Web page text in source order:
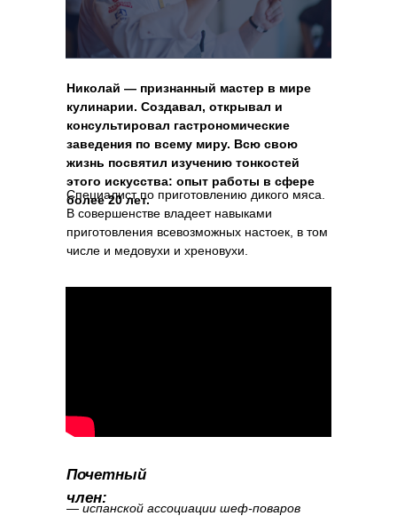
Николай — признанный мастер в мире
кулинарии. Создавал, открывал и
консультировал гастрономические
заведения по всему миру. Всю свою
жизнь посвятил изучению тонкостей
этого искусства: опыт работы в сфере
более 20 лет.
— испанской ассоциации шеф-поваров
Почетный
член:
Специалист по приготовлению дикого мяса.
В совершенстве владеет навыками
приготовления всевозможных настоек, в том
числе и медовухи и хреновухи.